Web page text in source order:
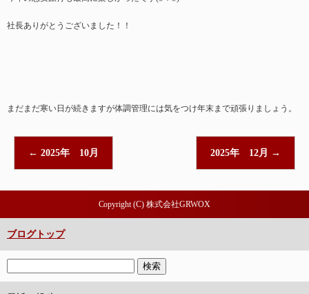
社長ありがとうございました！！
まだまだ寒い日が続きますが体調管理には気をつけ年末まで頑張りましょう。
← 2025年 10月 2025年 12月 →
Copyright (C) 株式会社GRWOX
ブログトップ